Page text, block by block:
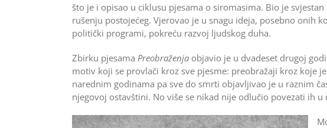
što je i opisao u ciklusu pjesama o siromasima. Bio je
rušenju postojećeg. Vjerovao je u snagu ideja, posebno onih
politički programi, pokreću razvoj ljudskog duha.
Zbirku pjesama Preobraženja objavio je u dvadeset drugoj
motiv koji se provlači kroz sve pjesme: preobražaji kroz koje
narednim godinama pa sve do smrti objavljivao je u raznim
njegovoj ostavštini. No više se nikad nije odlučio povezati ih u